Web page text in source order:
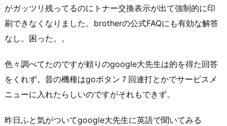
がガッツリ残ってるのにトナー交換表示が出て強制的に印
刷できなくなりました。brotherの公式FAQにも有効な解答
なし。困った。。
色々調べてたのですが頼りのgoogle大先生は的を得た回答
をくれず。昔の機種はgoボタン７回連打とかでサービスメ
ニューに入れたらしいのですがそれもできず。
昨日ふと気がついてgoogle大先生に英語で聞いてみる